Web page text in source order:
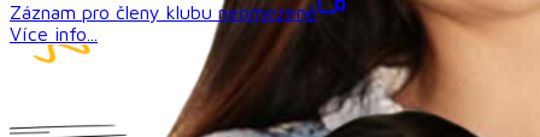
Záznam pro členy klubu neomezeně
Více info...